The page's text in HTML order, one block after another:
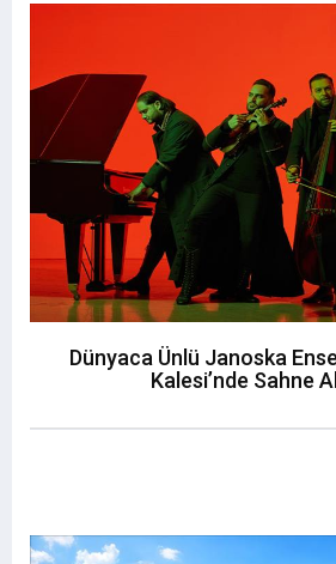
Dünyaca Ünlü Janoska
Kalesi’nde Sahne